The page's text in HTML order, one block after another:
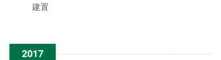
建置
2017